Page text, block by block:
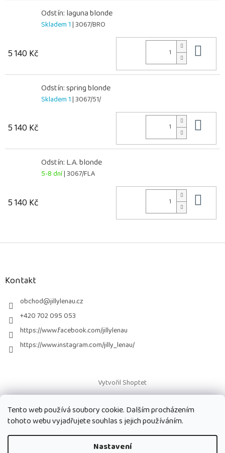
Tento web používá soubory cookie. Dalším procházením
tohoto webu vyjadřujete souhlas s jejich používáním.
Nastavení
Odstín: laguna blonde
Skladem 1| 3067/BRO
5 140 Kč
Odstín: spring blonde
Skladem 1| 3067/51/
5 140 Kč
Odstín: L.A. blonde
5-8 dní| 3067/FLA
5 140 Kč
Z
Kontakt
obchod@jillylenau.cz
+420 702 095 053
https://www.facebook.com/jillylenau
https://www.instagram.com/jilly_lenau/
Vytvořil Shoptet
Copyright 2026Paruky Jilly Lenau s.r.o.. Všechna práva vyhrazena.